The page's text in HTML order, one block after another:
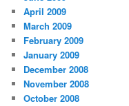
April 2009
March 2009
February 2009
January 2009
December 2008
November 2008
October 2008